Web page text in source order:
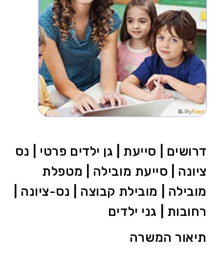
דרושים | סייעת | גן ילדים פרטי | נס
ציונה | סייעת מובילה | מטפלת
מובילה | מובילת קבוצה | נס-ציונה |
רחובות | גני ילדים
תיאור המשרה